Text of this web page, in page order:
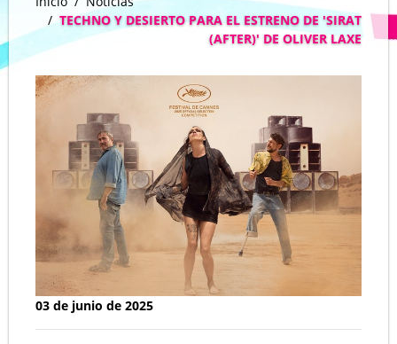
TECHNO Y DESIERTO PARA EL ESTRENO DE 'SIRAT
(AFTER)' DE OLIVER LAXE
03 de junio de 2025